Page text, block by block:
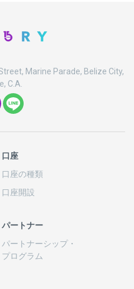
Marine Parade, Belize City,
C.A.
口座
口座の種類
口座開設
パートナー
パートナーシップ・
プログラム